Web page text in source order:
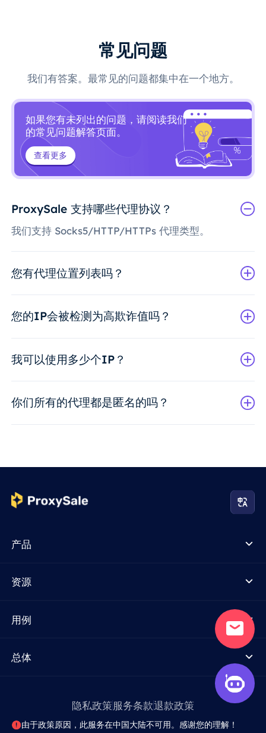
常见问题
我们有答案。最常见的问题都集中在一个地方。
如果您有未列出的问题，请阅读我们
的常见问题解答页面。
查看更多
ProxySale 支持哪些代理协议？
我们支持 Socks5/HTTP/HTTPs 代理类型。
您有代理位置列表吗？
您的IP会被检测为高欺诈值吗？
我可以使用多少个IP？
你们所有的代理都是匿名的吗？
产品
资源
用例
总体
隐私政策服务条款退款政策
由于政策原因，此服务在中国大陆不可用。感谢您的理解！